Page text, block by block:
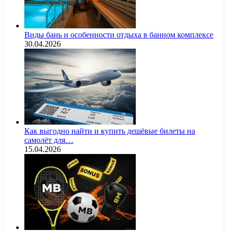
Виды бань и особенности отдыха в банном комплексе
30.04.2026
Как выгодно найти и купить дешёвые билеты на
самолёт для…
15.04.2026